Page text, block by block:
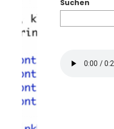
Suchen